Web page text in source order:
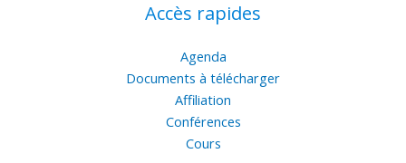
Accès rapides
Agenda
Documents à télécharger
Affiliation
Conférences
Cours